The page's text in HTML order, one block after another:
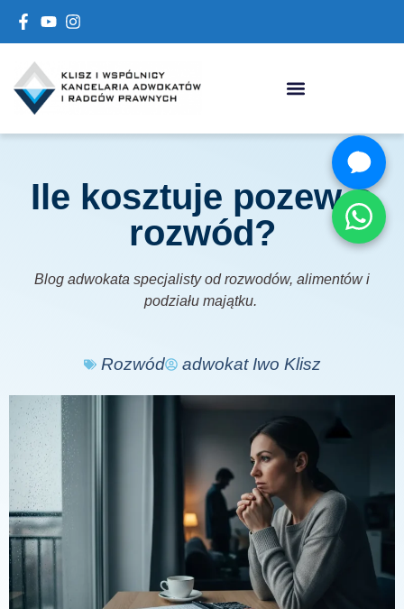
Ile kosztuje pozew o
rozwód?
Blog adwokata specjalisty od rozwodów, alimentów i
podziału majątku.
Rozwód adwokat Iwo Klisz